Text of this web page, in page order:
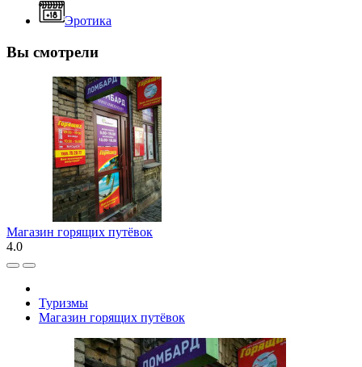
Эротика
Вы смотрели
Магазин горящих путёвок
4.0
Туризмы
Магазин горящих путёвок